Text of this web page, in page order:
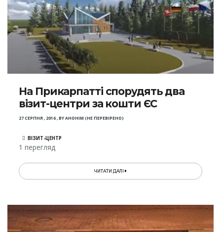
На Прикарпатті спорудять два
візит-центри за кошти ЄС
27 СЕРПНЯ , 2016,BYАНОНІМ (НЕ ПЕРЕВІРЕНО)
ВІЗИТ-ЦЕНТР
1 перегляд
ЧИТАТИ ДАЛІ